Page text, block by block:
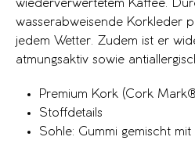
wiederverwertetem Kaffee.
wasserabweisende Korkleder
jedem Wetter. Zudem ist er
atmungsaktiv sowie
Premium Kork (Cork
Stoffdetails
Sohle: Gummi gemischt mit